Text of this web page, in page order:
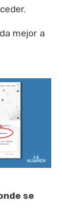
mejor a
se